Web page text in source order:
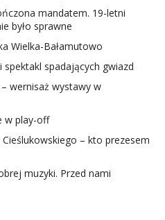
mandatem. 19-letni
było sprawne
Wielka-Bałamutowo
spektakl spadających gwiazd
wernisaż wystawy w
w play-off
– kto prezesem
muzyki. Przed nami